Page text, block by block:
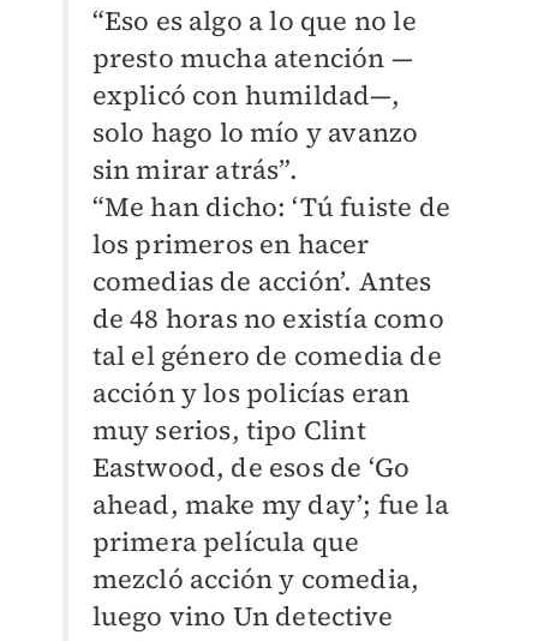
“Eso es algo a lo que no le
presto mucha atención —
explicó con humildad—,
solo hago lo mío y avanzo
sin mirar atrás”.
“Me han dicho: ‘Tú fuiste de
los primeros en hacer
comedias de acción’. Antes
de 48 horas no existía como
tal el género de comedia de
acción y los policías eran
muy serios, tipo Clint
Eastwood, de esos de ‘Go
ahead, make my day’; fue la
primera película que
mezcló acción y comedia,
luego vino Un detective